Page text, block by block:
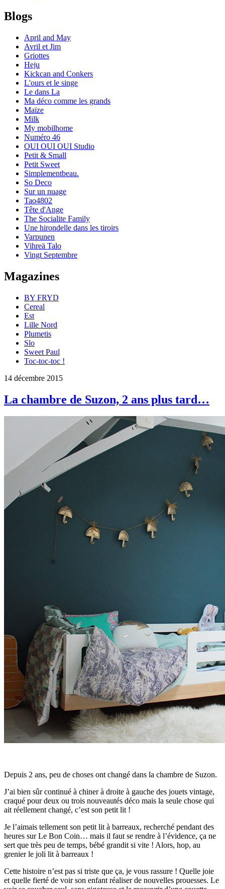
Blogs
April and May
Avril et Jim
Griottes
Heju
Kickcan and Conkers
L'ours et le singe
Le dans La
Ma déco comme les grands
Maïze
Milk
My mobilhome
Numéro 46
OUI OUI OUI Studio
Petit & Small
Petit Sweet
Simplementbeau.
So Deco
Sur un nuage
Tao4802
Tête d'Ange
The Socialite Family
Une hirondelle dans les tiroirs
Varpunen
Vihreä Talo
Vingt Septembre
Magazines
BY FRYD
Cereal
Est
Lille Nord
Plumetis
Slo
Sweet Paul
Toc-toc-toc !
14 décembre 2015
La chambre de Suzon, 2 ans plus tard…
Depuis 2 ans, peu de choses ont changé dans la chambre de Suzon.
J’ai bien sûr continué à chiner à droite à gauche des jouets vintage,
craqué pour deux ou trois nouveautés déco mais la seule chose qui
ait réellement changé, c’est son petit lit !
Je l’aimais tellement son petit lit à barreaux, recherché pendant des
heures sur Le Bon Coin… mais il faut se rendre à l’évidence, ça ne
sert que très peu de temps, bébé grandit si vite ! Alors, hop, au
grenier le joli lit à barreaux !
Cette histoire n’est pas si triste que ça, je vous rassure ! Quelle joie
et quelle fierté de voir son enfant réaliser de nouvelles prouesses. Le